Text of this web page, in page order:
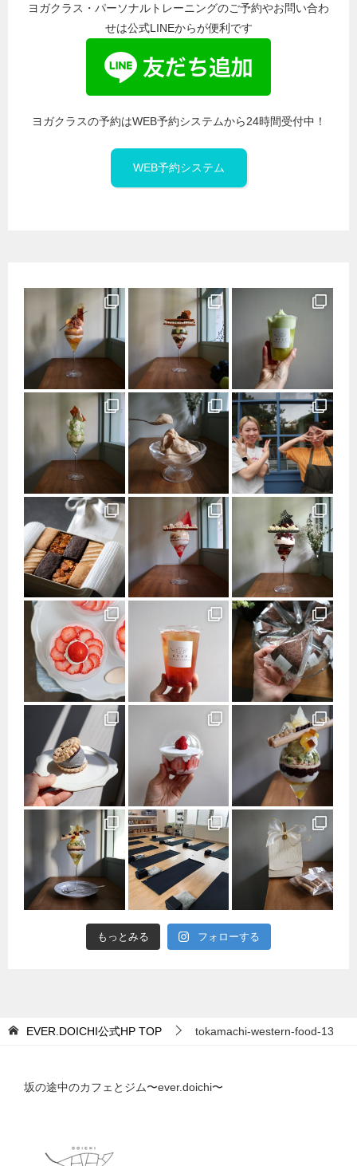
ヨガクラス・パーソナルトレーニングのご予約やお問い合わ
せは公式LINEからが便利です
ヨガクラスの予約はWEB予約システムから24時間受付中！
WEB予約システム
もっとみる フォローする
EVER.DOICHI公式HP TOP tokamachi-western-food-13
坂の途中のカフェとジム〜ever.doichi〜